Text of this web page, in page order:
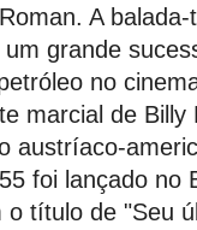
A
grande
no
marcial de
austríaco-
foi lançado no
o título de "Seu